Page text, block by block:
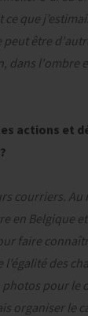
que
peut être
dans l'ombre
actions et
courriers. Au
en Belgique
faire
l’égalité des
pour le
organiser le